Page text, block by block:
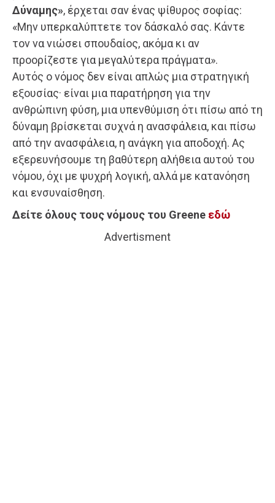
Δύναμης», έρχεται σαν ένας ψίθυρος σοφίας:
«Μην υπερκαλύπτετε τον δάσκαλό σας. Κάντε
τον να νιώσει σπουδαίος, ακόμα κι αν
προορίζεστε για μεγαλύτερα πράγματα».
Αυτός ο νόμος δεν είναι απλώς μια στρατηγική
εξουσίας· είναι μια παρατήρηση για την
ανθρώπινη φύση, μια υπενθύμιση ότι πίσω από τη
δύναμη βρίσκεται συχνά η ανασφάλεια, και πίσω
από την ανασφάλεια, η ανάγκη για αποδοχή. Ας
εξερευνήσουμε τη βαθύτερη αλήθεια αυτού του
νόμου, όχι με ψυχρή λογική, αλλά με κατανόηση
και ενσυναίσθηση.
Δείτε όλους τους νόμους του Greene εδώ
Advertisment